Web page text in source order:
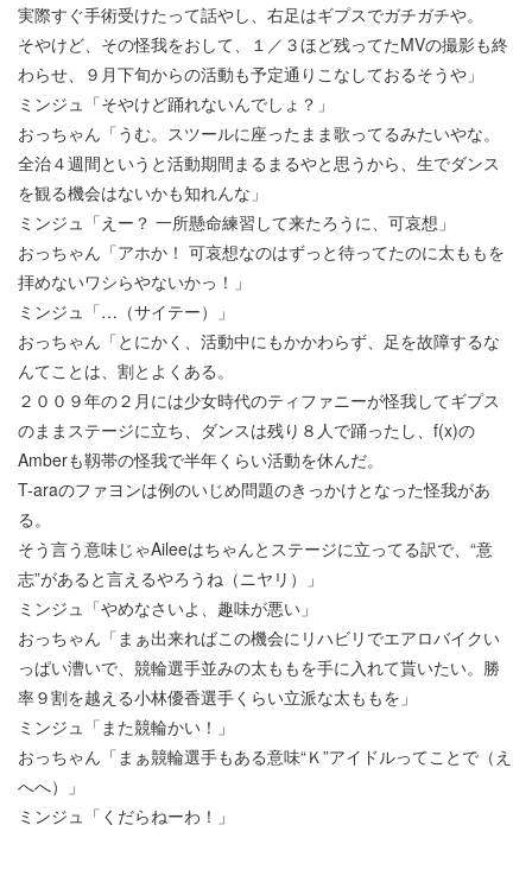
実際すぐ手術受けたって話やし、右足はギプスでガチガチや。
そやけど、その怪我をおして、１／３ほど残ってたMVの撮影も終
わらせ、９月下旬からの活動も予定通りこなしておるそうや」
ミンジュ「そやけど踊れないんでしょ？」
おっちゃん「うむ。スツールに座ったまま歌ってるみたいやな。
全治４週間というと活動期間まるまるやと思うから、生でダンス
を観る機会はないかも知れんな」
ミンジュ「えー？ 一所懸命練習して来たろうに、可哀想」
おっちゃん「アホか！ 可哀想なのはずっと待ってたのに太ももを
拝めないワシらやないかっ！」
ミンジュ「…（サイテー）」
おっちゃん「とにかく、活動中にもかかわらず、足を故障するな
んてことは、割とよくある。
２００９年の２月には少女時代のティファニーが怪我してギプス
のままステージに立ち、ダンスは残り８人で踊ったし、f(x)の
Amberも靱帯の怪我で半年くらい活動を休んだ。
T-araのファヨンは例のいじめ問題のきっかけとなった怪我があ
る。
そう言う意味じゃAileeはちゃんとステージに立ってる訳で、“意
志”があると言えるやろうね（ニヤリ）」
ミンジュ「やめなさいよ、趣味が悪い」
おっちゃん「まぁ出来ればこの機会にリハビリでエアロバイクい
っぱい漕いで、競輪選手並みの太ももを手に入れて貰いたい。勝
率９割を越える小林優香選手くらい立派な太ももを」
ミンジュ「また競輪かい！」
おっちゃん「まぁ競輪選手もある意味“Ｋ”アイドルってことで（え
へへ）」
ミンジュ「くだらねーわ！」